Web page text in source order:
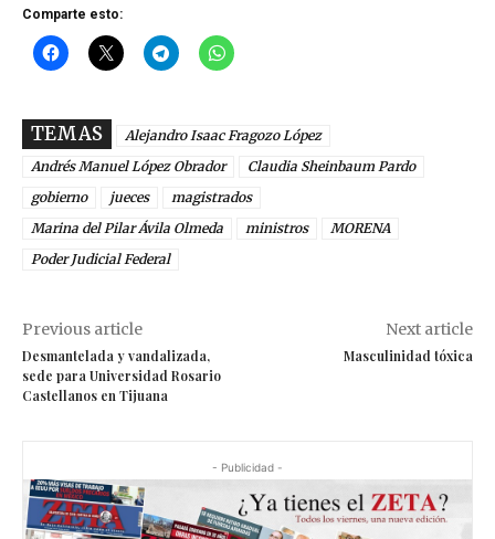
Comparte esto:
TEMAS
Alejandro Isaac Fragozo López
Andrés Manuel López Obrador
Claudia Sheinbaum Pardo
gobierno
jueces
magistrados
Marina del Pilar Ávila Olmeda
ministros
MORENA
Poder Judicial Federal
Previous article
Desmantelada y vandalizada,
sede para Universidad Rosario
Castellanos en Tijuana
Next article
Masculinidad tóxica
- Publicidad -